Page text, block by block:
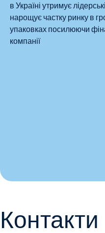
в Україні утримує
нарощує частку ринку в
упаковках посилюючи
компанії
Контакти